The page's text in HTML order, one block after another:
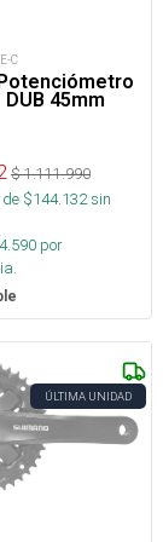
C
45mm
$1.111.990
$144.132sin
por
ÚLTIMA UNIDAD